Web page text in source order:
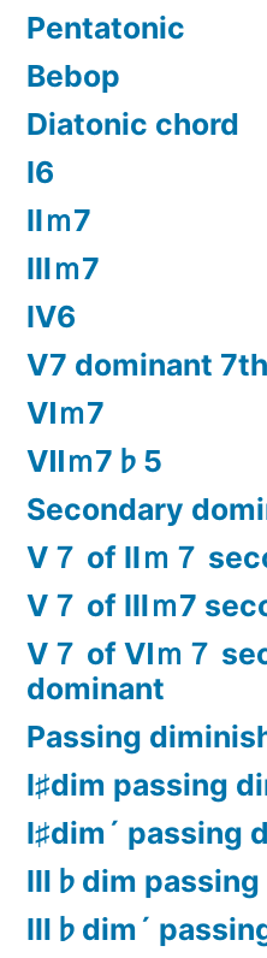
Pentatonic
Bebop
Diatonic chord
Ⅰ6
Ⅱｍ7
Ⅲｍ7
Ⅳ6
Ⅴ7 dominant 7th
Ⅵｍ7
Ⅶｍ7♭5
Secondary
Ⅴ７ of Ⅱｍ７
Ⅴ７ of Ⅲｍ7
Ⅴ７ of Ⅵｍ７
dominant
Passing
Ⅰ♯dim passing
Ⅰ♯dim´ passing
Ⅲ♭dim passing
Ⅲ♭dim´